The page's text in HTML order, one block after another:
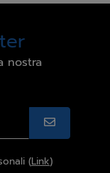
nostra
(Link)